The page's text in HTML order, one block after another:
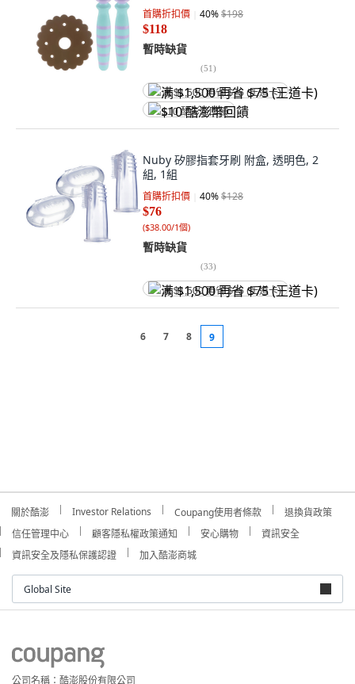
首購折扣價 40%$198
$118
暫時缺貨
(51)
满 $1,500 再省 $75 (王道卡)
$10 酷澎幣回饋
Nuby 矽膠指套牙刷 附盒, 透明色, 2
組, 1組
首購折扣價 40%$128
$76
($38.00/1個)
暫時缺貨
(33)
满 $1,500 再省 $75 (王道卡)
6 7 8 9
關於酷澎 Investor Relations Coupang使用者條款
退換貨政策
信任管理中心
顧客隱私權政策通知 安心購物
資訊安全
資訊安全及隱私保護認證
加入酷澎商城
Global Site
公司名稱：酷澎股份有限公司